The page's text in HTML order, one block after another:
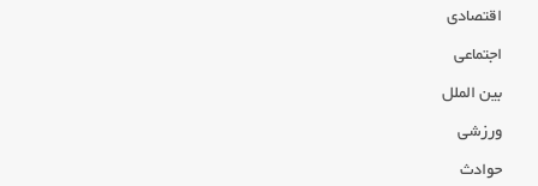
اقتصادی
اجتماعی
بین الملل
ورزشی
حوادث